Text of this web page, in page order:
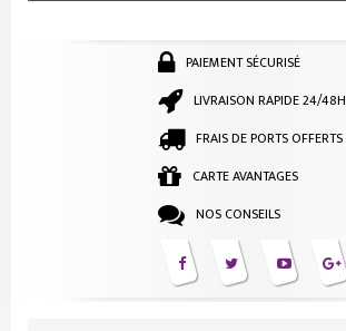
PAIEMENT SÉCURISÉ
LIVRAISON RAPIDE 24/48H
FRAIS DE PORTS OFFERTS
CARTE AVANTAGES
NOS CONSEILS